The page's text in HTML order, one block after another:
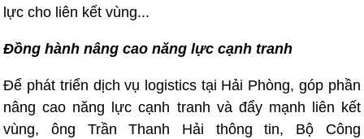
lực cho liên kết vùng...
Đồng hành nâng cao năng lực cạnh tranh
Để phát triển dịch vụ logistics tại Hải Phòng, góp phần
nâng cao năng lực cạnh tranh và đẩy mạnh liên kết
vùng, ông Trần Thanh Hải thông tin, Bộ Công